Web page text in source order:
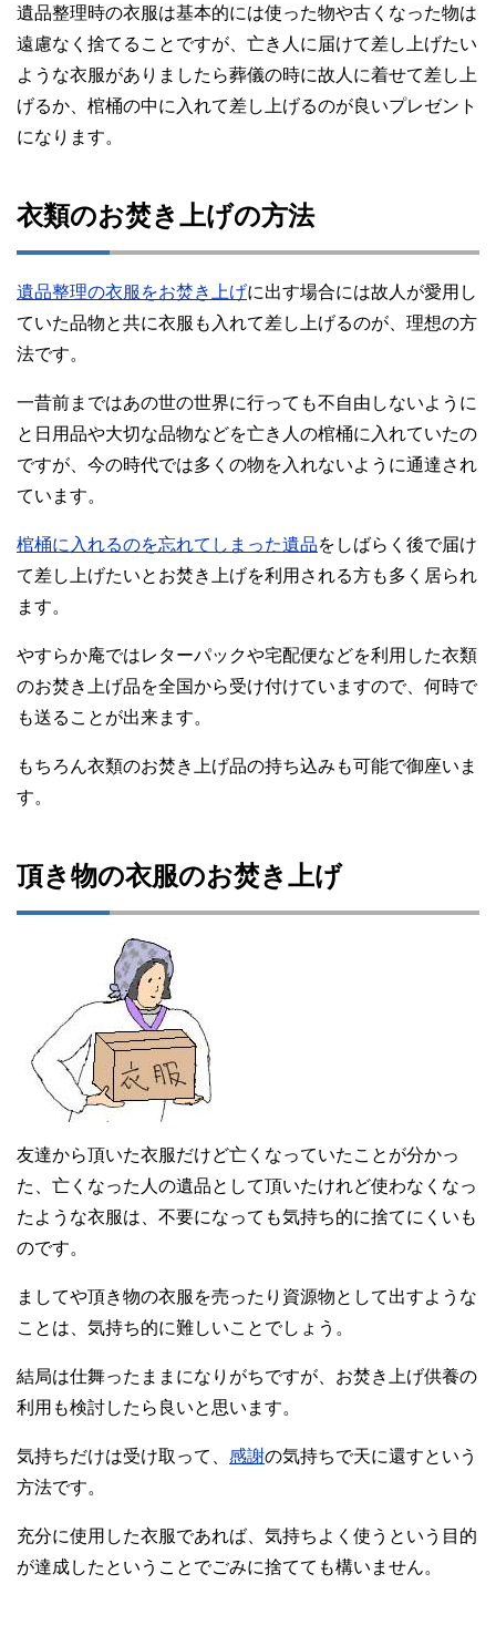
遺品整理時の衣服は基本的には使った物や古くなった物は
遠慮なく捨てることですが、亡き人に届けて差し上げたい
ような衣服がありましたら葬儀の時に故人に着せて差し上
げるか、棺桶の中に入れて差し上げるのが良いプレゼント
になります。
衣類のお焚き上げの方法
遺品整理の衣服をお焚き上げに出す場合には故人が愛用し
ていた品物と共に衣服も入れて差し上げるのが、理想の方
法です。
一昔前まではあの世の世界に行っても不自由しないように
と日用品や大切な品物などを亡き人の棺桶に入れていたの
ですが、今の時代では多くの物を入れないように通達され
ています。
棺桶に入れるのを忘れてしまった遺品をしばらく後で届け
て差し上げたいとお焚き上げを利用される方も多く居られ
ます。
やすらか庵ではレターパックや宅配便などを利用した衣類
のお焚き上げ品を全国から受け付けていますので、何時で
も送ることが出来ます。
もちろん衣類のお焚き上げ品の持ち込みも可能で御座いま
す。
頂き物の衣服のお焚き上げ
友達から頂いた衣服だけど亡くなっていたことが分かっ
た、亡くなった人の遺品として頂いたけれど使わなくなっ
たような衣服は、不要になっても気持ち的に捨てにくいも
のです。
ましてや頂き物の衣服を売ったり資源物として出すような
ことは、気持ち的に難しいことでしょう。
結局は仕舞ったままになりがちですが、お焚き上げ供養の
利用も検討したら良いと思います。
気持ちだけは受け取って、 感謝の気持ちで天に還すという
方法です。
充分に使用した衣服であれば、気持ちよく使うという目的
が達成したということでごみに捨てても構いません。